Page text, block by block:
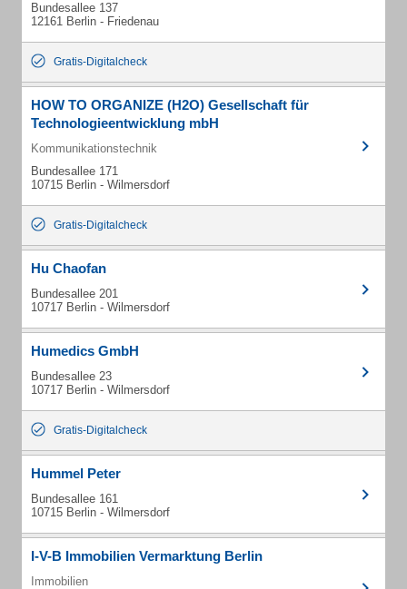
Bundesallee 137
12161 Berlin - Friedenau
Gratis-Digitalcheck
HOW TO ORGANIZE (H2O) Gesellschaft für
Technologieentwicklung mbH
Kommunikationstechnik
Bundesallee 171
10715 Berlin - Wilmersdorf
Gratis-Digitalcheck
Hu Chaofan
Bundesallee 201
10717 Berlin - Wilmersdorf
Humedics GmbH
Bundesallee 23
10717 Berlin - Wilmersdorf
Gratis-Digitalcheck
Hummel Peter
Bundesallee 161
10715 Berlin - Wilmersdorf
I-V-B Immobilien Vermarktung Berlin
Immobilien